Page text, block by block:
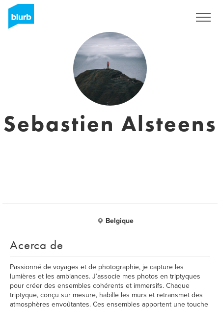
Sebastien Alsteens
Belgique
Acerca de
Passionné de voyages et de photographie, je capture les
lumières et les ambiances. J’associe mes photos en triptyques
pour créer des ensembles cohérents et immersifs. Chaque
triptyque, conçu sur mesure, habille les murs et retransmet des
atmosphères envoûtantes. Ces ensembles apportent une touche